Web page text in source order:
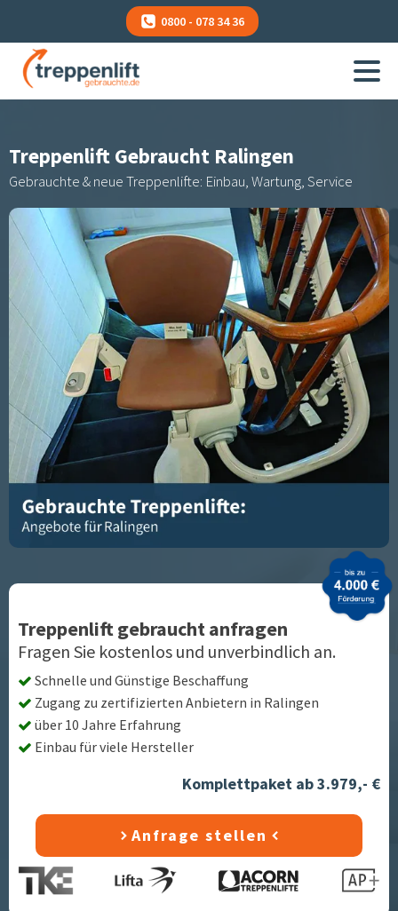
0800 - 078 34 36
Treppenlift Gebraucht Ralingen
Gebrauchte & neue Treppenlifte: Einbau, Wartung, Service
Treppenlift gebraucht anfragen
Fragen Sie kostenlos und unverbindlich an.
Schnelle und Günstige Beschaffung
Zugang zu zertifizierten Anbietern in Ralingen
über 10 Jahre Erfahrung
Einbau für viele Hersteller
Komplettpaket ab 3.979,- €
Anfrage stellen